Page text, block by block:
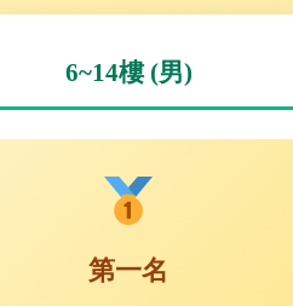
6~14樓 (男)
第一名